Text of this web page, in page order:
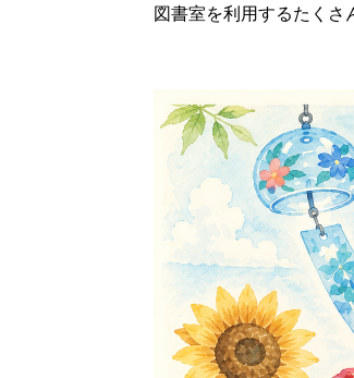
図書室を利用するたくさ